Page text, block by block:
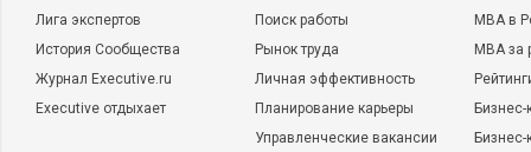
Лига экспертов
История Сообщества
Журнал Executive.ru
Executive отдыхает
Поиск работы
Рынок труда
Личная эффективность
Планирование карьеры
Управленческие вакансии
MBA в
MBA
Бизнес-